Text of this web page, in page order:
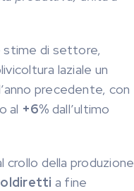
stime di settore,
laziale un
precedente, con
al +6% dall’ultimo
della produzione
a fine